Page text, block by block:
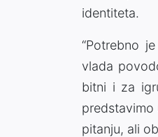
identiteta.
“Potrebno
vlada
bitni i za
predstavimo
pitanju, ali